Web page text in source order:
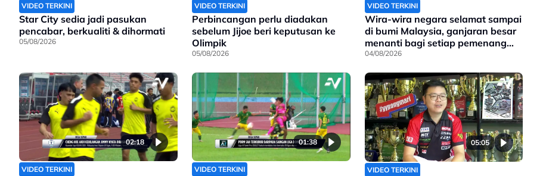
VIDEO TERKINI
Star City sedia jadi pasukan
pencabar, berkualiti & dihormati
05/08/2026
VIDEO TERKINI
Perbincangan perlu diadakan
sebelum Jijoe beri keputusan ke
Olimpik
05/08/2026
VIDEO TERKINI
Wira-wira negara selamat sampai
di bumi Malaysia, ganjaran besar
menanti bagi setiap pemenang
pingat di Sukan Komanwel 2026
04/08/2026
02:18
VIDEO TERKINI
01:38
VIDEO TERKINI
05:05
VIDEO TERKINI